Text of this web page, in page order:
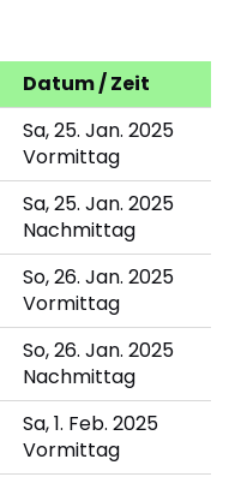
Datum / Zeit
Sa, 25. Jan. 2025
Vormittag
Sa, 25. Jan. 2025
Nachmittag
So, 26. Jan. 2025
Vormittag
So, 26. Jan. 2025
Nachmittag
Sa, 1. Feb. 2025
Vormittag